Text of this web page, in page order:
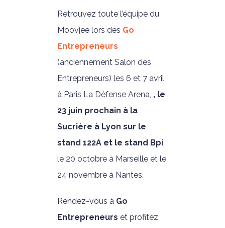
Retrouvez toute l’équipe du
Moovjee lors des Go
Entrepreneurs
(anciennement Salon des
Entrepreneurs) les 6 et 7 avril
à Paris La Défense Arena, , le
23 juin prochain à la
Sucrière à Lyon sur le
stand 122A et le stand Bpi,
le 20 octobre à Marseille et le
24 novembre à Nantes.
Rendez-vous à Go
Entrepreneurs et profitez